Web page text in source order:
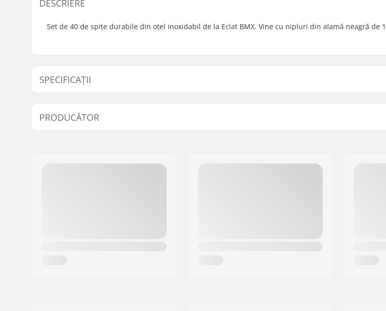
DESCRIERE
Set de 40 de spițe durabile din oțel inoxidabil de la Eclat BMX. Vine cu nipluri din alamă neagră de
SPECIFICAȚII
Numărul spițelor: 40
PRODUCĂTOR